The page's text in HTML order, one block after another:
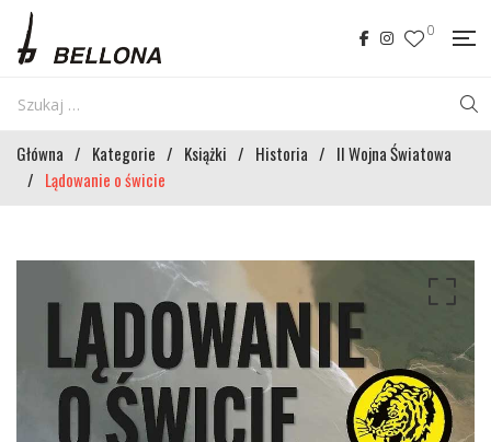
0
Główna / Kategorie / Książki / Historia / II Wojna Światowa
/ Lądowanie o świcie